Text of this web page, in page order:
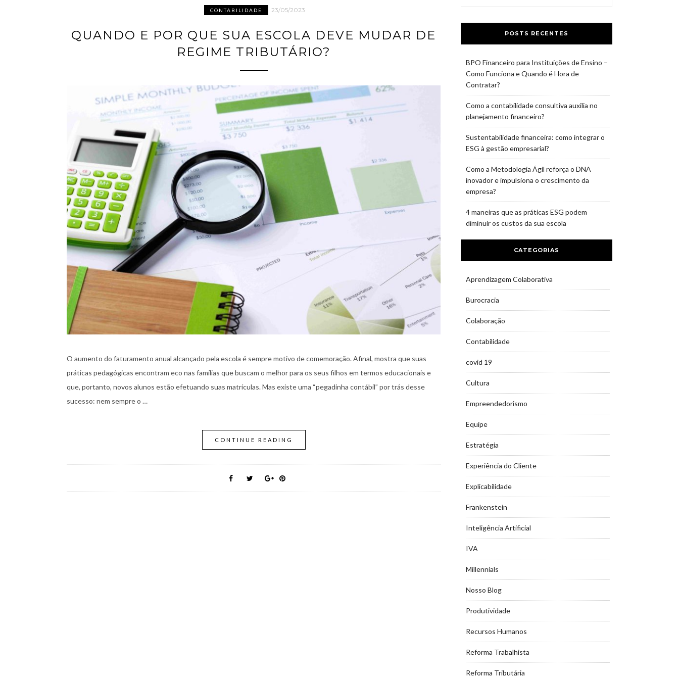
CONTABILIDADE 23/05/2023
QUANDO E POR QUE SUA ESCOLA DEVE MUDAR DE
REGIME TRIBUTÁRIO?
O aumento do faturamento anual alcançado pela escola é sempre motivo de comemoração. Afinal, mostra que suas
práticas pedagógicas encontram eco nas famílias que buscam o melhor para os seus filhos em termos educacionais e
que, portanto, novos alunos estão efetuando suas matrículas. Mas existe uma “pegadinha contábil” por trás desse
sucesso: nem sempre o …
CONTINUE READING
POSTS RECENTES
BPO Financeiro para Instituições de Ensino –
Como Funciona e Quando é Hora de
Contratar?
Como a contabilidade consultiva auxilia no
planejamento financeiro?
Sustentabilidade financeira: como integrar o
ESG à gestão empresarial?
Como a Metodologia Ágil reforça o DNA
inovador e impulsiona o crescimento da
empresa?
4 maneiras que as práticas ESG podem
diminuir os custos da sua escola
CATEGORIAS
Aprendizagem Colaborativa
Burocracia
Colaboração
Contabilidade
covid 19
Cultura
Empreendedorismo
Equipe
Estratégia
Experiência do Cliente
Explicabilidade
Frankenstein
Inteligência Artificial
IVA
Millennials
Nosso Blog
Produtividade
Recursos Humanos
Reforma Trabalhista
Reforma Tributária